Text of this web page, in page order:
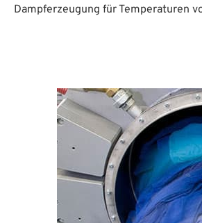
Dampferzeugung für Temperaturen